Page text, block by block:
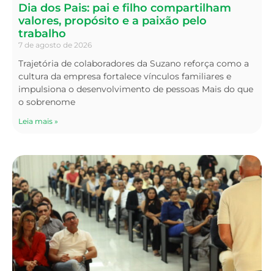
Dia dos Pais: pai e filho compartilham
valores, propósito e a paixão pelo
trabalho
7 de agosto de 2026
Trajetória de colaboradores da Suzano reforça como a
cultura da empresa fortalece vínculos familiares e
impulsiona o desenvolvimento de pessoas Mais do que
o sobrenome
Leia mais »